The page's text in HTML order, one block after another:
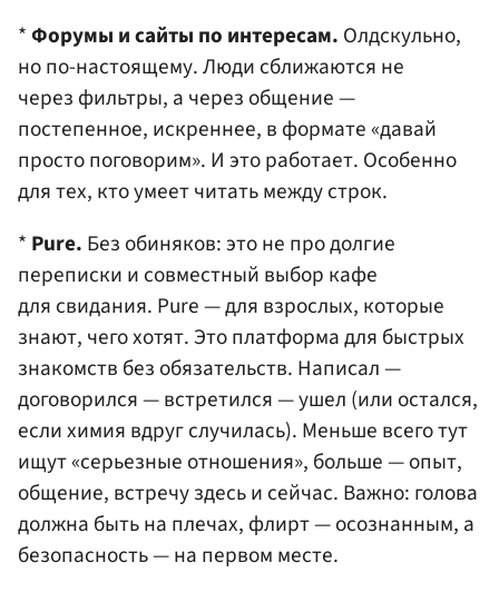
*Форумы и сайты по интересам. Олдскульно,
но по-настоящему. Люди сближаются не
через фильтры, а через общение —
постепенное, искреннее, в формате «давай
просто поговорим». И это работает. Особенно
для тех, кто умеет читать между строк.
* Pure. Без обиняков: это не про долгие
переписки и совместный выбор кафе
для свидания. Pure — для взрослых, которые
знают, чего хотят. Это платформа для быстрых
знакомств без обязательств. Написал —
договорился — встретился — ушел (или остался,
если химия вдруг случилась). Меньше всего тут
ищут «серьезные отношения», больше — опыт,
общение, встречу здесь и сейчас. Важно: голова
должна быть на плечах, флирт — осознанным, а
безопасность — на первом месте.